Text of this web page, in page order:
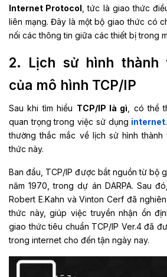
Internet Protocol , tức là giao thức
liên mạng. Đây là một bộ giao thức có
nối các thông tin giữa các thiết bị trong
2. Lịch sử hình thành
của mô hình TCP/IP
Sau khi tìm hiểu TCP/IP là gì , có thể
quan trọng trong việc sử dụng internet
thường thắc mắc về lịch sử hình
thức này.
Ban đầu, TCP/IP được bắt nguồn từ bộ
năm 1970, trong dự án DARPA. Sau
Robert E.Kahn và Vinton Cerf đã
thức này, giúp việc truyền nhận ổn
giao thức tiêu chuẩn TCP/IP Ver.4 đã
trong internet cho đến tận ngày nay.